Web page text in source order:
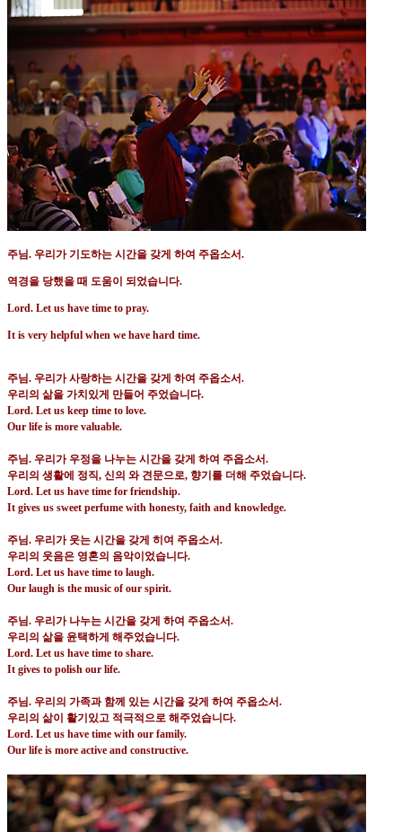
주님. 우리가 기도하는 시간을 갖게 하여 주옵소서.
역경을 당했을 때 도움이 되었습니다.
Lord. Let us have time to pray.
It is very helpful when we have hard time.
주님. 우리가 사랑하는 시간을 갖게 하여 주옵소서.
우리의 삶을 가치있게 만들어 주었습니다.
Lord. Let us keep time to love.
Our life is more valuable.
주님. 우리가 우정을 나누는 시간을 갖게 하여 주옵소서.
우리의 생활에 정직, 신의 와 견문으로, 향기를 더해 주었습니다.
Lord. Let us have time for friendship.
It gives us sweet perfume with honesty, faith and knowledge.
주님. 우리가 웃는 시간을 갖게 히여 주옵소서.
우리의 웃음은 영혼의 음악이었습니다.
Lord. Let us have time to laugh.
Our laugh is the music of our spirit.
주님. 우리가 나누는 시간을 갖게 하여 주옵소서.
우리의 삶을 윤택하게 해주었습니다.
Lord. Let us have time to share.
It gives to polish our life.
주님. 우리의 가족과 함께 있는 시간을 갖게 하여 주옵소서.
우리의 삶이 활기있고 적극적으로 해주었습니다.
Lord. Let us have time with our family.
Our life is more active and constructive.